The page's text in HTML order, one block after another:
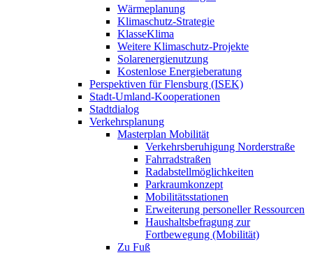
Wärmeplanung
Klimaschutz-Strategie
KlasseKlima
Weitere Klimaschutz-Projekte
Solarenergienutzung
Kostenlose Energieberatung
Perspektiven für Flensburg (ISEK)
Stadt-Umland-Kooperationen
Stadtdialog
Verkehrsplanung
Masterplan Mobilität
Verkehrsberuhigung Norderstraße
Fahrradstraßen
Radabstellmöglichkeiten
Parkraumkonzept
Mobilitätsstationen
Erweiterung personeller Ressourcen
Haushaltsbefragung zur
Fortbewegung (Mobilität)
Zu Fuß